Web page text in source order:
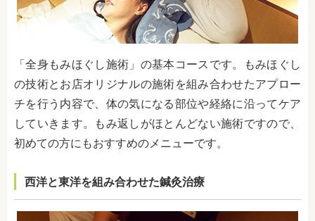
「全身もみほぐし施術」の基本コースです。もみほぐし
の技術とお店オリジナルの施術を組み合わせたアプロー
チを行う内容で、体の気になる部位や経絡に沿ってケア
していきます。もみ返しがほとんどない施術ですので、
初めての方にもおすすめのメニューです。
西洋と東洋を組み合わせた鍼灸治療